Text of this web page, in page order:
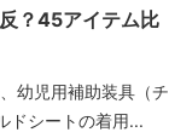
？45アイテム比
幼児用補助装具（チ
ドシートの着用...